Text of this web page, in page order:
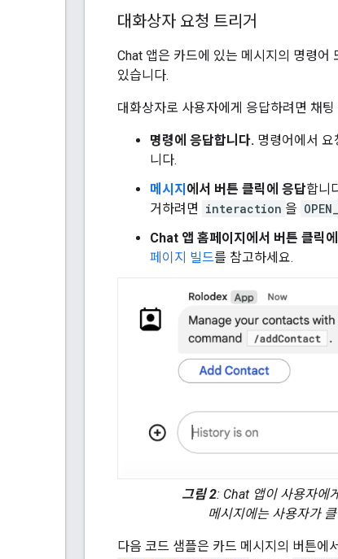
대화상자 요청 트리거
Chat 앱은 카드에 있는 메시지의 명령어
있습니다.
대화상자로 사용자에게 응답하려면 채
명령에 응답합니다. 명령어에서 요
니다.
메시지 에서 버튼 클릭에 응답합니
거하려면 interaction 을
Chat 앱 홈페이지에서 버튼 클릭
페이지 빌드를 참고하세요.
그림 2: Chat 앱이 사용자에
메시지에는 사용자가
다음 코드 샘플은 카드 메시지의 버튼에